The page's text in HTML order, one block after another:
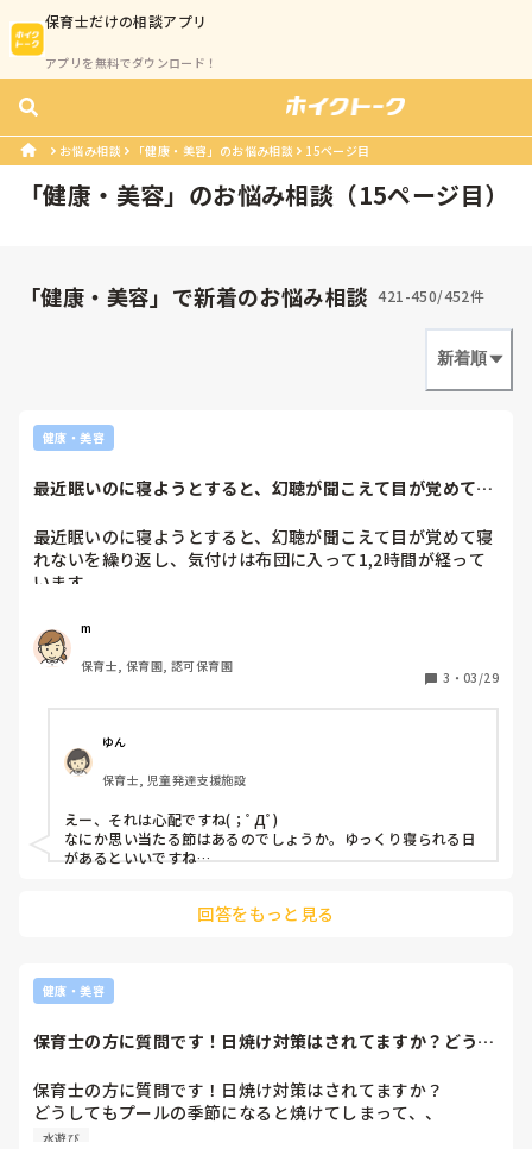
保育士だけの相談アプリ
アプリを無料でダウンロード！
お悩み相談 「健康・美容」のお悩み相談 15ページ目
「健康・美容」のお悩み相談（15ページ目）
「健康・美容」で新着のお悩み相談 421-450/452件
新着順
健康・美容
最近眠いのに寝ようとすると、幻聴が聞こえて目が覚めて寝
最近眠いのに寝ようとすると、幻聴が聞こえて目が覚めて寝
れないを繰り返し、気付けは布団に入って1,2時間が経って
います。。
m
保育士, 保育園, 認可保育園
3 ・ 03/29
ゆん
保育士, 児童発達支援施設
えー、それは心配ですね(；ﾟДﾟ)
なにか思い当たる節はあるのでしょうか。ゆっくり寝られる日
があるといいですね…
回答をもっと見る
健康・美容
保育士の方に質問です！日焼け対策はされてますか？どうし
保育士の方に質問です！日焼け対策はされてますか？
どうしてもプールの季節になると焼けてしまって、、
おすすめあったら教えてください！
水遊び